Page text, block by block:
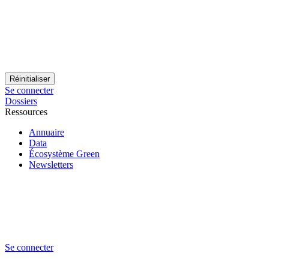
Se connecter
Dossiers
Ressources
Annuaire
Data
Écosystème Green
Newsletters
Se connecter